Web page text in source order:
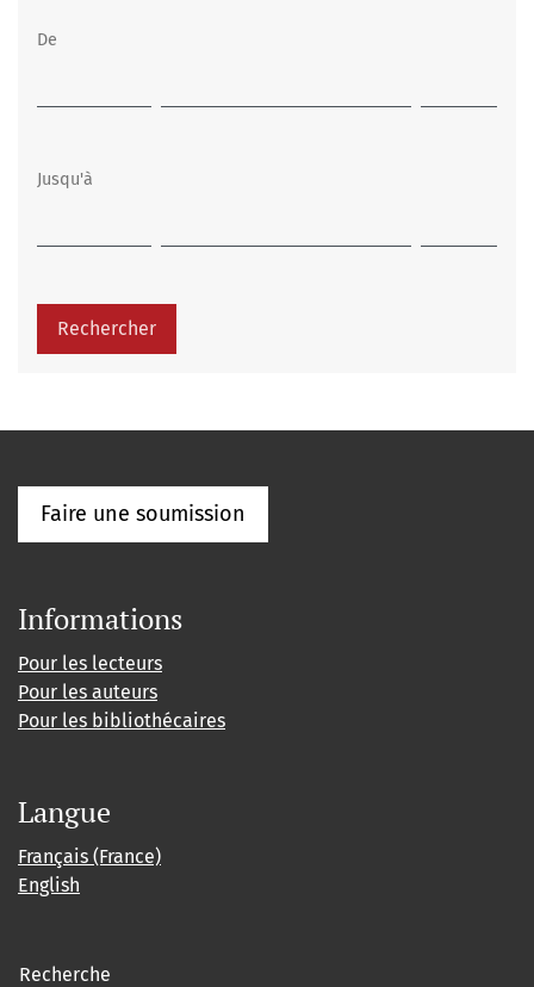
De
Jusqu'à
Rechercher
Faire une soumission
Informations
Pour les lecteurs
Pour les auteurs
Pour les bibliothécaires
Langue
Français (France)
English
Recherche